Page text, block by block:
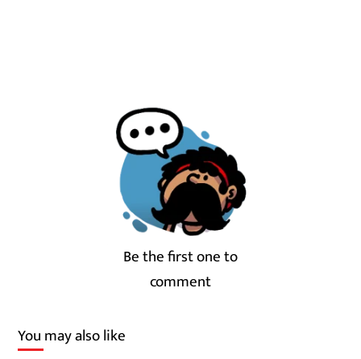
Be the first one to
comment
You may also like